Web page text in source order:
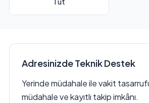
Adresinizde Teknik Destek
Yerinde müdahale ile vakit
müdahale ve kayıtlı takip imkânı.